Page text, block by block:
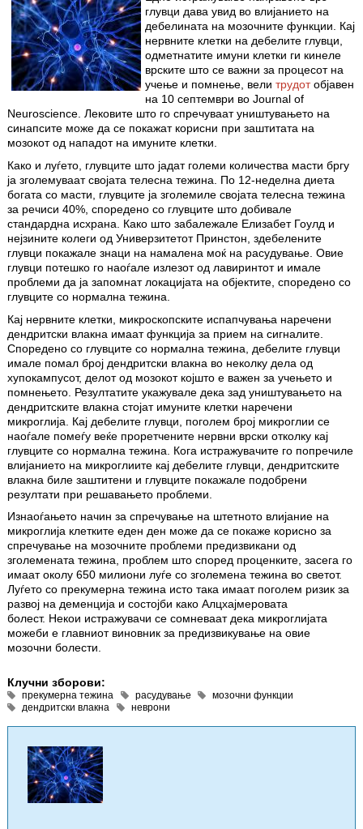
глувци дава увид во влијанието на
дебелината на мозочните функции. Кај
нервните клетки на дебелите глувци,
одметнатите имуни клетки ги кинеле
врските што се важни за процесот на
учење и помнење, вели трудотобјавен
на 10 септември во Journal of
Neuroscience. Лековите што го спречуваат уништувањето на
синапсите може да се покажат корисни при заштитата на
мозокот од нападот на имуните клетки.
Како и луѓето, глувците што јадат големи количества масти бргу
ја зголемуваат својата телесна тежина. По 12-неделна диета
богата со масти, глувците ја зголемиле својата телесна тежина
за речиси 40%, споредено со глувците што добивале
стандардна исхрана. Како што забалежале Елизабет Гоулд и
нејзините колеги од Универзитетот Принстон, здебелените
глувци покажале знаци на намалена моќ на расудување. Овие
глувци потешко го наоѓале излезот од лавиринтот и имале
проблеми да ја запомнат локацијата на објектите, споредено со
глувците со нормална тежина.
Кај нервните клетки, микроскопските испапчувања наречени
дендритски влакна имаат функција за прием на сигналите.
Споредено со глувците со нормална тежина, дебелите глувци
имале помал број дендритски влакна во неколку дела од
хупокампусот, делот од мозокот којшто е важен за учењето и
помнењето. Резултатите укажувале дека зад уништувањето на
дендритските влакна стојат имуните клетки наречени
микроглија. Кај дебелите глувци, поголем број микроглии се
наоѓале помеѓу веќе проретчените нервни врски отколку кај
глувците со нормална тежина. Кога истражувачите го попречиле
влијанието на микроглиите кај дебелите глувци, дендритските
влакна биле заштитени и глувците покажале подобрени
резултати при решавањето проблеми.
Изнаоѓањето начин за спречување на штетното влијание на
микроглија клетките еден ден може да се покаже корисно за
спречување на мозочните проблеми предизвикани од
зголемената тежина, проблем што според проценките, засега го
имаат околу 650 милиони луѓе со зголемена тежина во светот.
Луѓето со прекумерна тежина исто така имаат поголем ризик за
развој на деменција и состојби како Алцхајмеровата
болест. Некои истражувачи се сомневаат дека микроглијата
можеби е главниот виновник за предизвикување на овие
мозочни болести.
Клучни зборови:
прекумерна тежина расудување
мозочни функции
дендритски влакна
неврони